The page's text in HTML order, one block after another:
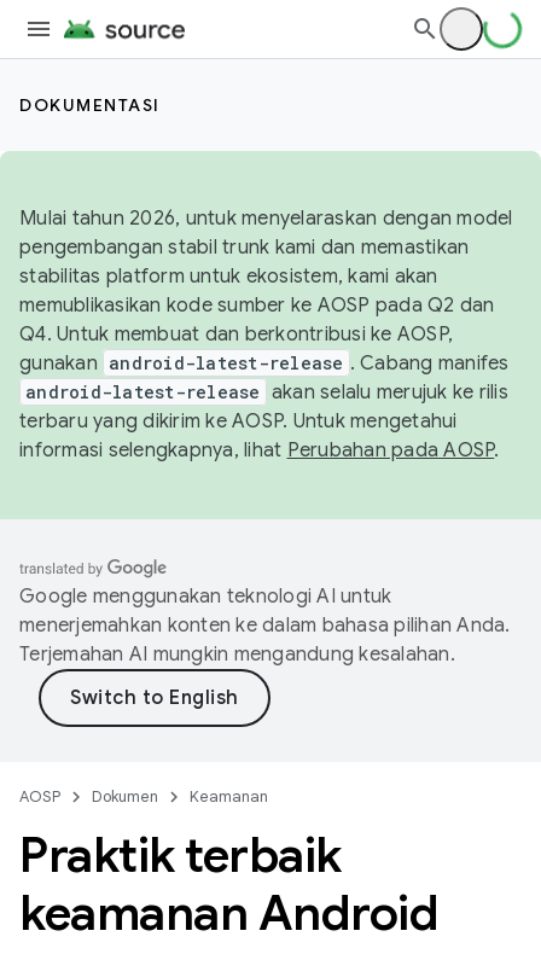
DOKUMENTASI
Mulai tahun 2026, untuk menyelaraskan dengan model
pengembangan stabil trunk kami dan memastikan
stabilitas platform untuk ekosistem, kami akan
memublikasikan kode sumber ke AOSP pada Q2 dan
Q4. Untuk membuat dan berkontribusi ke AOSP,
gunakan android-latest-release . Cabang manifes
android-latest-release akan selalu merujuk ke rilis
terbaru yang dikirim ke AOSP. Untuk mengetahui
informasi selengkapnya, lihat Perubahan pada AOSP.
Google menggunakan teknologi AI untuk
menerjemahkan konten ke dalam bahasa pilihan Anda.
Terjemahan AI mungkin mengandung kesalahan.
AOSP Dokumen Keamanan
Praktik terbaik
keamanan Android